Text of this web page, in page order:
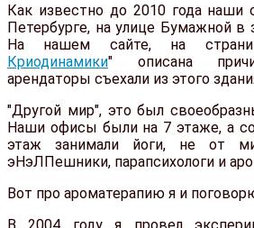
Как известно до 2010 года наши
Петербурге, на улице Бумажной в
На нашем сайте, на
Криодинамики" описана
арендаторы съехали из этого
"Другой мир", это был
Наши офисы были на 7 этаже, а
этаж занимали йоги, не от
эНэЛПешники, парапсихологи и
Вот про ароматерапию я и